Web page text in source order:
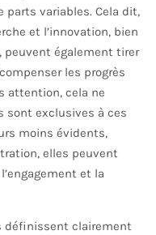
parts variables. Cela dit,
et l’innovation, bien
peuvent également tirer
les progrès
attention, cela ne
sont exclusives à ces
moins évidents,
elles peuvent
et la
définissent clairement